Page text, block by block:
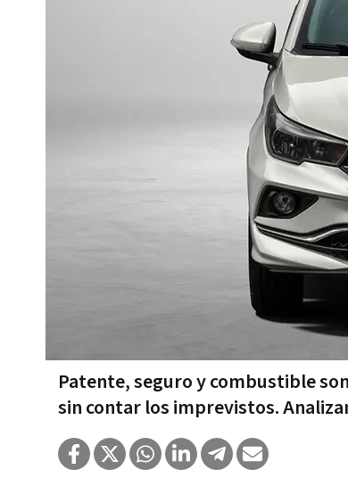
Patente, seguro y combustible
sin contar los imprevistos.